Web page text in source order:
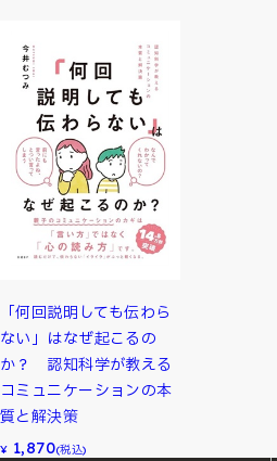
「何回説明しても伝わら
ない」はなぜ起こるの
か？ 認知科学が教える
コミュニケーションの本
質と解決策
¥ 1,870(税込)